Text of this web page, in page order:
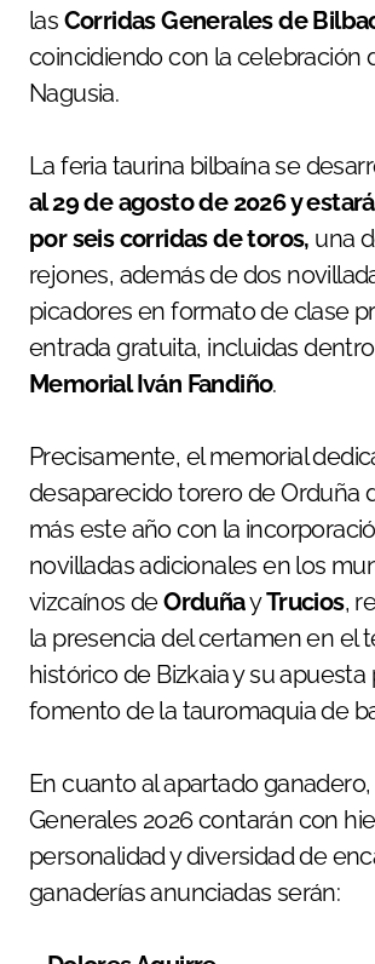
las Corridas Generales de
coincidiendo con la celebración
Nagusia.
La feria taurina bilbaína se
al 29 de agosto de 2026 y
por seis corridas de toros, una
rejones, además de dos
picadores en formato de clase
entrada gratuita, incluidas
Memorial Iván Fandiño.
Precisamente, el memorial
desaparecido torero de Orduña
más este año con la
novilladas adicionales en los
vizcaínos deOrduñayTrucios,
la presencia del certamen en el
histórico de Bizkaia y su apuesta
fomento de la tauromaquia de
En cuanto al apartado
Generales 2026 contarán con
personalidad y diversidad de
ganaderías anunciadas serán: